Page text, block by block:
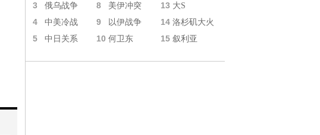
3 俄乌战争 8 美伊冲突 13 大S
4 中美冷战 9 以伊战争 14 洛杉矶大火
5 中日关系 10 何卫东 15 叙利亚